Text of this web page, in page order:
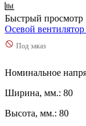
Быстрый просмотр
Осевой
Под заказ
Номинальное
Ширина, мм.: 80
Высота, мм.: 80